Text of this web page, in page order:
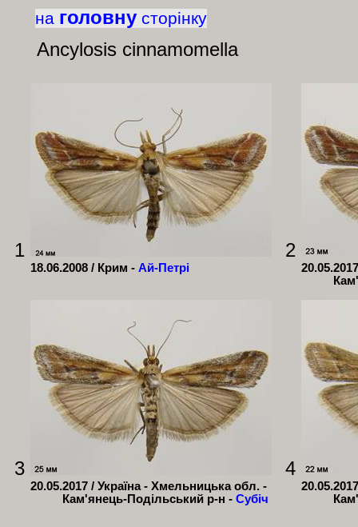
на головну сторінку
Ancylosis cinnamomella
1
18.06.2008 / Крим - Ай-Петрі
2
3
20.05.2017 / Україна - Хмельницька обл. -
Кам'янець-Подільський р-н - Субіч
4